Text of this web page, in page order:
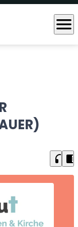
menu
headphones chrome_reader_mode